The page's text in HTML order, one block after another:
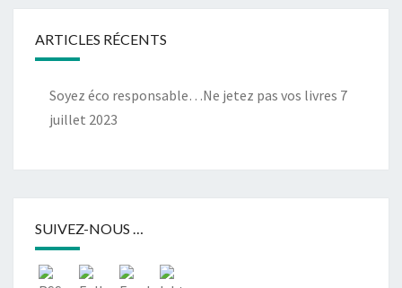
ARTICLES RÉCENTS
Soyez éco responsable…Ne jetez pas vos livres 7
juillet 2023
SUIVEZ-NOUS …